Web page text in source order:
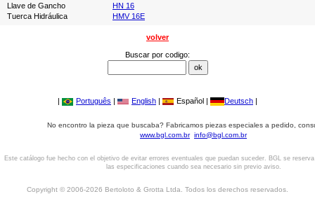
Llave de Gancho
HN 16
Tuerca Hidráulica
HMV 16E
volver
Buscar por codigo:
| Português | English | Español | Deutsch |
No encontro la pieza que buscaba? Fabricamos piezas especiales a pedido,
www.bgl.com.br info@bgl.com.br
Este catálogo fue hecho con el objetivo de evitar errores eventuales que puedan suceder. BGL se
las especificaciones cuando sea necesario sin previo aviso.
Copyright © 2006-2026 Bertoloto & Grotta Ltda. Todos los derechos reservados.